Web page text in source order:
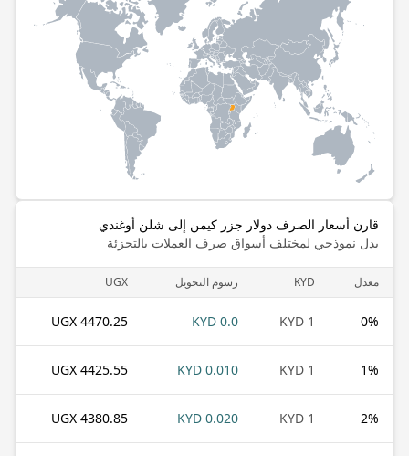
قارن أسعار الصرف دولار جزر كيمن إلى شلن أوغندي
بدل نموذجي لمختلف أسواق صرف العملات بالتجزئة
معدل KYD رسوم التحويل UGX
0%
1 KYD
0.0 KYD
4470.25 UGX
1%
1 KYD
0.010 KYD
4425.55 UGX
2%
1 KYD
0.020 KYD
4380.85 UGX